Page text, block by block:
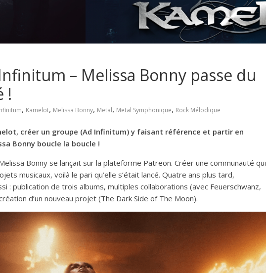
– Melissa Bonny passe du
!
, Kamelot, Melissa Bonny, Metal, Metal Symphonique, Rock Mélodique
créer un groupe (Ad Infinitum) y faisant référence et partir en
Bonny boucle la boucle !
Bonny se lançait sur la plateforme Patreon. Créer une communauté qui
musicaux, voilà le pari qu’elle s’était lancé. Quatre ans plus tard,
: publication de trois albums, multiples collaborations (avec Feuerschwanz,
d’un nouveau projet (The Dark Side of The Moon).